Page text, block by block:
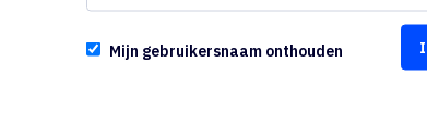
Mijn gebruikersnaam onthouden